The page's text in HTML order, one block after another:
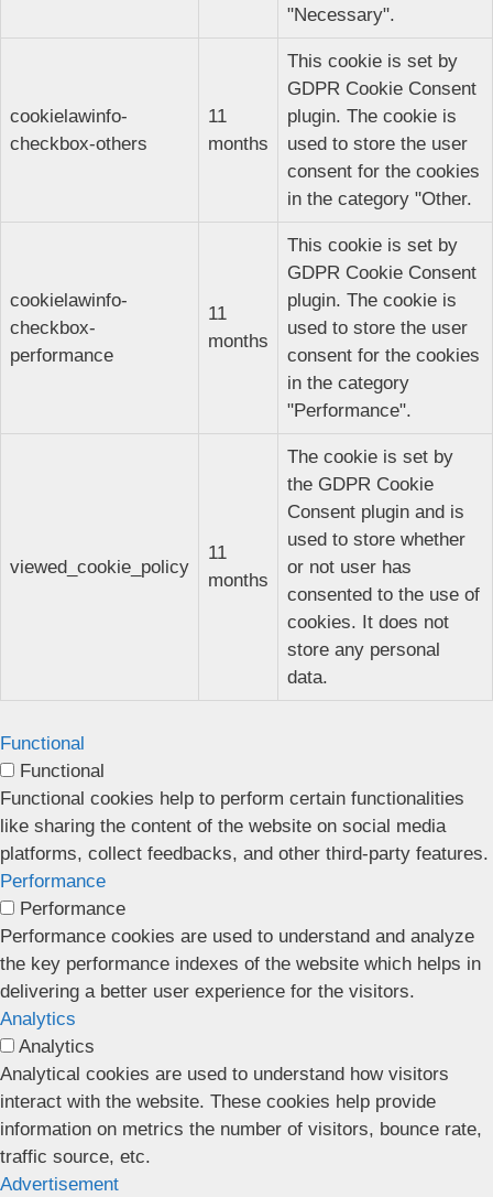
"Necessary".
cookielawinfo-
checkbox-others
11
months
This cookie is set by
GDPR Cookie Consent
plugin. The cookie is
used to store the user
consent for the cookies
in the category "Other.
cookielawinfo-
checkbox-
performance
11
months
This cookie is set by
GDPR Cookie Consent
plugin. The cookie is
used to store the user
consent for the cookies
in the category
"Performance".
viewed_cookie_policy
11
months
The cookie is set by
the GDPR Cookie
Consent plugin and is
used to store whether
or not user has
consented to the use of
cookies. It does not
store any personal
data.
Functional
Functional
Functional cookies help to perform certain functionalities
like sharing the content of the website on social media
platforms, collect feedbacks, and other third-party features.
Performance
Performance
Performance cookies are used to understand and analyze
the key performance indexes of the website which helps in
delivering a better user experience for the visitors.
Analytics
Analytics
Analytical cookies are used to understand how visitors
interact with the website. These cookies help provide
information on metrics the number of visitors, bounce rate,
traffic source, etc.
Advertisement